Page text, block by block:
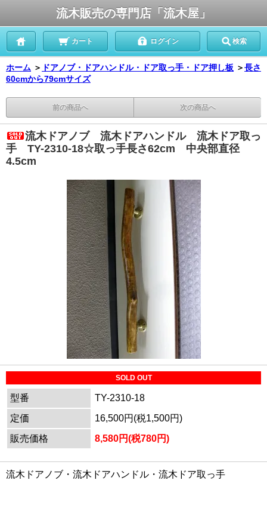
流木販売の専門店「流木屋」
カート ログイン 検索
ホーム ＞ ドアノブ・ドアハンドル・ドア取っ手・ドア押し板 ＞長さ
60cmから79cmサイズ
前の商品へ 次の商品へ
流木ドアノブ 流木ドアハンドル 流木ドア取っ
手 TY-2310-18☆取っ手長さ62cm 中央部直径
4.5cm
SOLD OUT
型番
TY-2310-18
定価
16,500円(税1,500円)
販売価格
8,580円(税780円)
流木ドアノブ・流木ドアハンドル・流木ドア取っ手